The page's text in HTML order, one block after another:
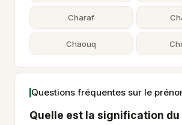
Charaf
Chaouq
Questions fréquentes sur le
Quelle est la signification du